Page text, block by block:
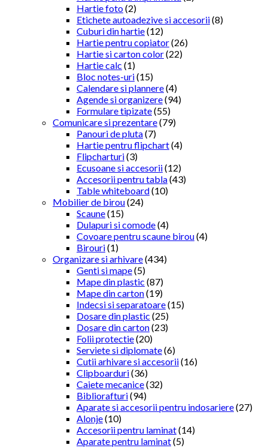
Hartie foto(2)
Etichete autoadezive si accesorii(8)
Cuburi din hartie(12)
Hartie pentru copiator(26)
Hartie si carton color(22)
Hartie calc (1)
Bloc notes-uri(15)
Calendare si plannere(4)
Agende si organizere(94)
Formulare tipizate(55)
Comunicare si prezentare(79)
Panouri de pluta(7)
Hartie pentru flipchart(4)
Flipcharturi(3)
Ecusoane si accesorii(12)
Accesorii pentru tabla(43)
Table whiteboard(10)
Mobilier de birou(24)
Scaune(15)
Dulapuri si comode(4)
Covoare pentru scaune birou(4)
Birouri(1)
Organizare si arhivare(434)
Genti si mape(5)
Mape din plastic (87)
Mape din carton(19)
Indecsi si separatoare(15)
Dosare din plastic (25)
Dosare din carton(23)
Folii protectie(20)
Serviete si diplomate(6)
Cutii arhivare si accesorii(16)
Clipboarduri(36)
Caiete mecanice(32)
Bibliorafturi(94)
Aparate si accesorii pentru indosariere(27)
Alonje(10)
Accesorii pentru laminat(14)
Aparate pentru laminat(5)